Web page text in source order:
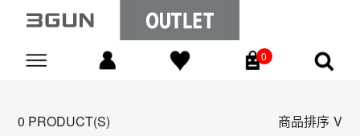
0
0 PRODUCT(S) 商品排序